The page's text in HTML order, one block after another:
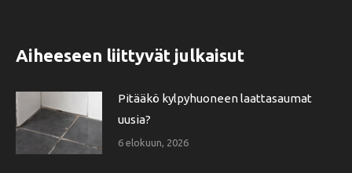
Aiheeseen liittyvät julkaisut
Pitääkö kylpyhuoneen laattasaumat
uusia?
6 elokuun, 2026